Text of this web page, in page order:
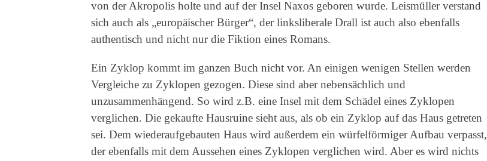
von der Akropolis holte und auf der Insel Naxos geboren wurde. Leismüller verstand
sich auch als „europäischer Bürger“, der linksliberale Drall ist auch also ebenfalls
authentisch und nicht nur die Fiktion eines Romans.
Ein Zyklop kommt im ganzen Buch nicht vor. An einigen wenigen Stellen werden
Vergleiche zu Zyklopen gezogen. Diese sind aber nebensächlich und
unzusammenhängend. So wird z.B. eine Insel mit dem Schädel eines Zyklopen
verglichen. Die gekaufte Hausruine sieht aus, als ob ein Zyklop auf das Haus getreten
sei. Dem wiederaufgebauten Haus wird außerdem ein würfelförmiger Aufbau verpasst,
der ebenfalls mit dem Aussehen eines Zyklopen verglichen wird. Aber es wird nichts